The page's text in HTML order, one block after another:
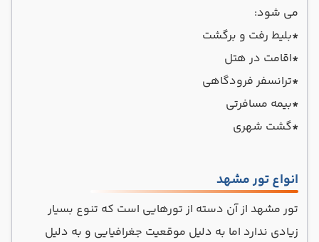
می شود:
*بلیط رفت و برگشت
*اقامت در هتل
*ترانسفر فرودگاهی
*بیمه مسافرتی
*گشت شهری
انواع تور مشهد
تور مشهد از آن دسته از تورهایی است که تنوع بسیار
زیادی ندارد اما به دلیل موقعیت جغرافیایی و به دلیل